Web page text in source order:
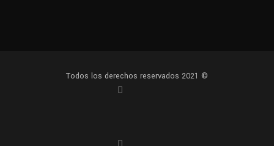
Todos los derechos reservados 2021 ©